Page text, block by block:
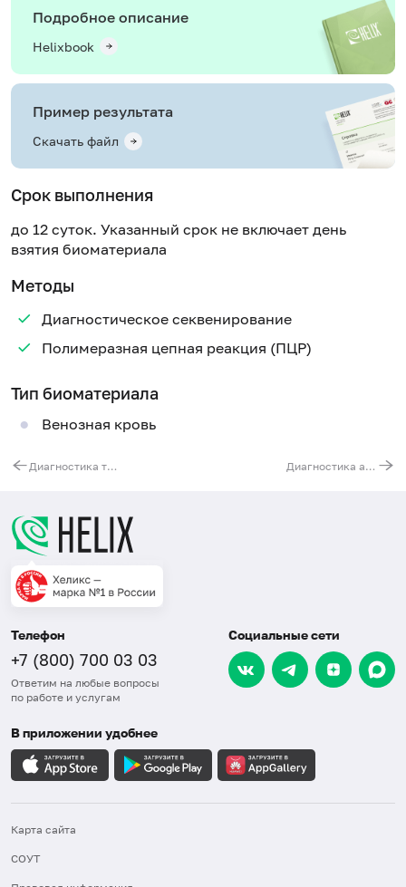
Подробное описание
Helixbook
Пример результата
Скачать файл
Срок выполнения
до 12 суток. Указанный срок не включает день
взятия биоматериала
Методы
Диагностическое секвенирование
Полимеразная цепная реакция (ПЦР)
Тип биоматериала
Венозная кровь
Диагностика транзиентной недостаточности антитромбина-3 при тромбофилиях (p.Ala416Ser, p.Arg79His, p.Pro73Leu, p.Val30Glu) Диагностика ахондроплазии (патогенные варианты c.1138G>A (p.Gly380Arg) и с.1138G>C (p.Gly380Arg) в гене FGFR3)
Телефон
+7 (800) 700 03 03
Ответим на любые вопросы
по работе и услугам
Социальные сети
В приложении удобнее
Карта сайта
СОУТ